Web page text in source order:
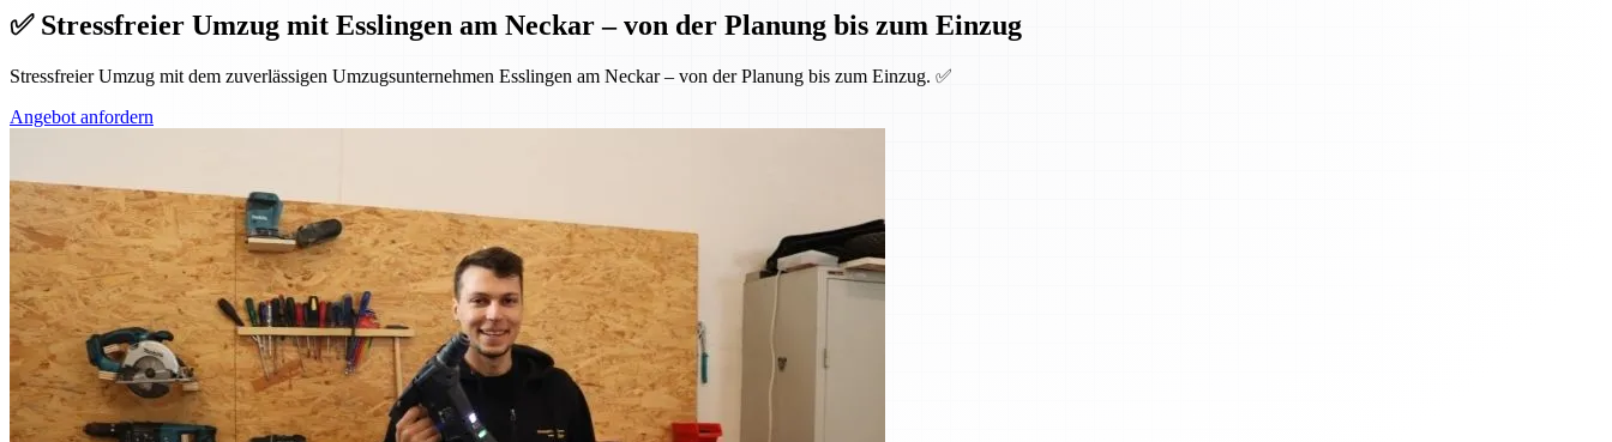
✅ Stressfreier Umzug mit Esslingen am Neckar – von der Planung bis zum Einzug
Stressfreier Umzug mit dem zuverlässigen Umzugsunternehmen Esslingen am Neckar – von der Planung bis zum Einzug. ✅
Angebot anfordern